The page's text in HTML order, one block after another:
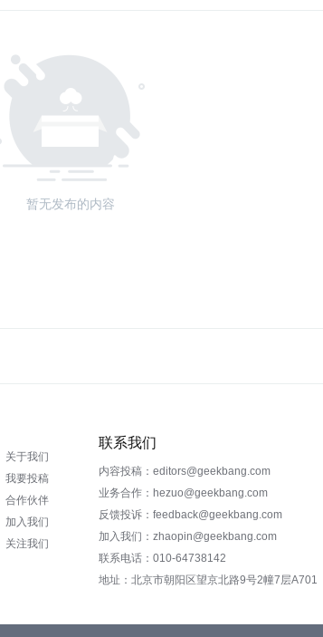
暂无发布的内容
关于我们
我要投稿
合作伙伴
加入我们
关注我们
联系我们
内容投稿：editors@geekbang.com
业务合作：hezuo@geekbang.com
反馈投诉：feedback@geekbang.com
加入我们：zhaopin@geekbang.com
联系电话：010-64738142
地址：北京市朝阳区望京北路9号2幢7层A701